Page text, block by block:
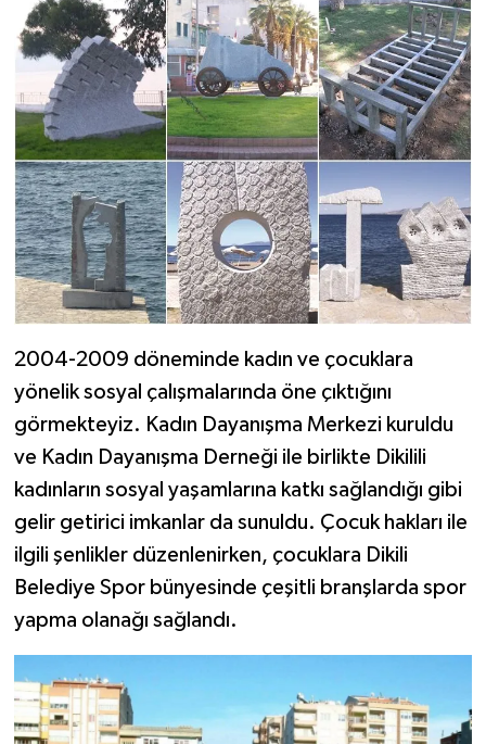
2004-2009 döneminde kadın ve çocuklara
yönelik sosyal çalışmalarında öne çıktığını
görmekteyiz. Kadın Dayanışma Merkezi kuruldu
ve Kadın Dayanışma Derneği ile birlikte Dikilili
kadınların sosyal yaşamlarına katkı sağlandığı gibi
gelir getirici imkanlar da sunuldu. Çocuk hakları ile
ilgili şenlikler düzenlenirken, çocuklara Dikili
Belediye Spor bünyesinde çeşitli branşlarda spor
yapma olanağı sağlandı.